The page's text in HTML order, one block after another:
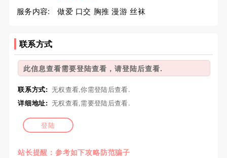
服务内容:
做爱 口交 胸推 漫游 丝袜
联系方式
此信息查看需要登陆查看，请登陆后查看.
联系方式: 无权查看,你需登陆后查看.
详细地址: 无权查看,需要登陆后查看.
登陆
站长提醒：参考如下攻略防范骗子